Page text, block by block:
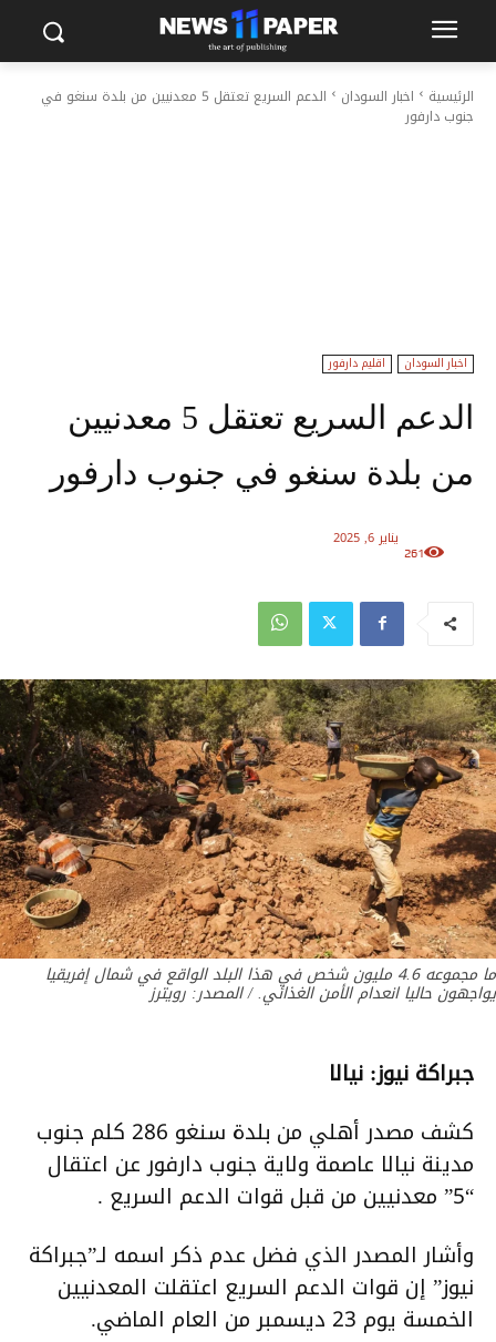
الرئيسية اخبار السودان
الدعم السريع تعتقل 5 معدنيين من بلدة سنغو في
جنوب دارفور
اخبار السودان اقليم دارفور
الدعم السريع تعتقل 5 معدنيين
من بلدة سنغو في جنوب دارفور
يناير 6, 2025
261
ما مجموعه 4.6 مليون شخص في هذا البلد الواقع في شمال إفريقيا
يواجهون حاليا انعدام الأمن الغذائي. / المصدر: رويترز
جبراكة نيوز: نيالا
كشف مصدر أهلي من بلدة سنغو 286 كلم جنوب
مدينة نيالا عاصمة ولاية جنوب دارفور عن اعتقال
“5” معدنيين من قبل قوات الدعم السريع .
وأشار المصدر الذي فضل عدم ذكر اسمه لـ”جبراكة
نيوز” إن قوات الدعم السريع اعتقلت المعدنيين
الخمسة يوم 23 ديسمبر من العام الماضي.